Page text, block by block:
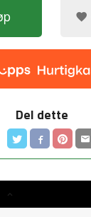
Del dette